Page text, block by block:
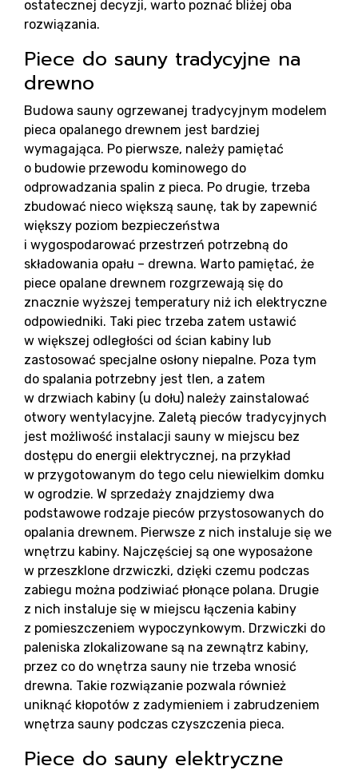
ostatecznej decyzji, warto poznać bliżej oba
rozwiązania.
Piece do sauny tradycyjne na
drewno
Budowa sauny ogrzewanej tradycyjnym modelem
pieca opalanego drewnem jest bardziej
wymagająca. Po pierwsze, należy pamiętać
o budowie przewodu kominowego do
odprowadzania spalin z pieca. Po drugie, trzeba
zbudować nieco większą saunę, tak by zapewnić
większy poziom bezpieczeństwa
i wygospodarować przestrzeń potrzebną do
składowania opału – drewna. Warto pamiętać, że
piece opalane drewnem rozgrzewają się do
znacznie wyższej temperatury niż ich elektryczne
odpowiedniki. Taki piec trzeba zatem ustawić
w większej odległości od ścian kabiny lub
zastosować specjalne osłony niepalne. Poza tym
do spalania potrzebny jest tlen, a zatem
w drzwiach kabiny (u dołu) należy zainstalować
otwory wentylacyjne. Zaletą pieców tradycyjnych
jest możliwość instalacji sauny w miejscu bez
dostępu do energii elektrycznej, na przykład
w przygotowanym do tego celu niewielkim domku
w ogrodzie. W sprzedaży znajdziemy dwa
podstawowe rodzaje pieców przystosowanych do
opalania drewnem. Pierwsze z nich instaluje się we
wnętrzu kabiny. Najczęściej są one wyposażone
w przeszklone drzwiczki, dzięki czemu podczas
zabiegu można podziwiać płonące polana. Drugie
z nich instaluje się w miejscu łączenia kabiny
z pomieszczeniem wypoczynkowym. Drzwiczki do
paleniska zlokalizowane są na zewnątrz kabiny,
przez co do wnętrza sauny nie trzeba wnosić
drewna. Takie rozwiązanie pozwala również
uniknąć kłopotów z zadymieniem i zabrudzeniem
wnętrza sauny podczas czyszczenia pieca.
Piece do sauny elektryczne